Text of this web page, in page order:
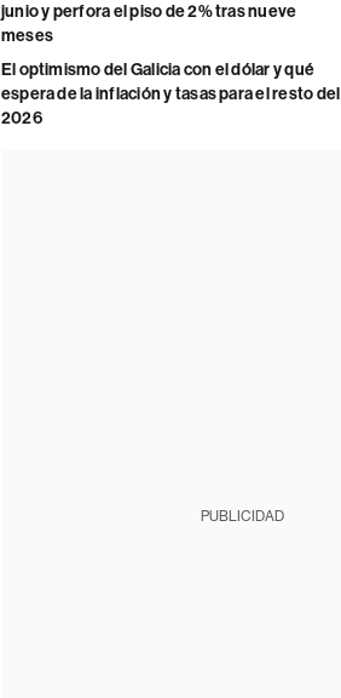
junio y perfora el piso de 2% tras nueve
meses
El optimismo del Galicia con el dólar y qué
espera de la inflación y tasas para el resto del
2026
PUBLICIDAD